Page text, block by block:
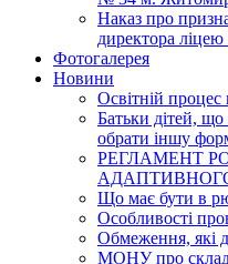
Наказ про
директора
Фотогалерея
Новини
Освітній процес
Батьки дітей,
обрати іншу
РЕГЛАМЕНТ
Що має бути в
Особливості
Обмеження, які
МОНУ про